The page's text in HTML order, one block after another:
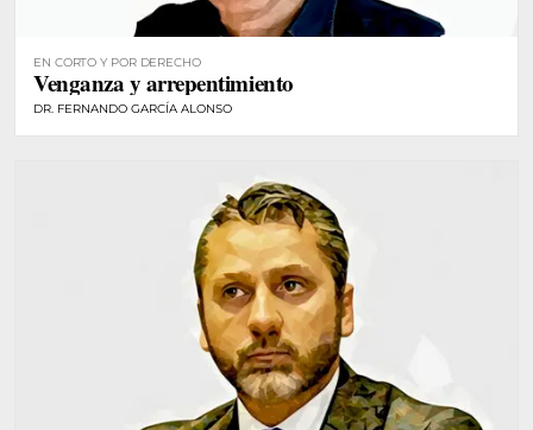
EN CORTO Y POR DERECHO
Venganza y arrepentimiento
DR. FERNANDO GARCÍA ALONSO